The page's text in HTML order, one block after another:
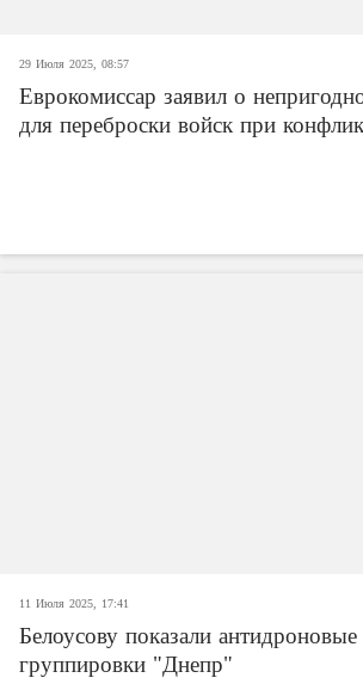
29 Июля 2025, 08:57
Еврокомиссар заявил о
для переброски войск при
11 Июля 2025, 17:41
Белоусову показали
группировки "Днепр"